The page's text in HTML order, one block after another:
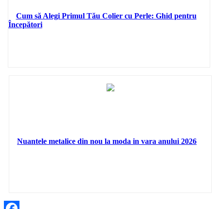
Cum să Alegi Primul Tău Colier cu Perle: Ghid pentru
Începători
Nuantele metalice din nou la moda in vara anului 2026